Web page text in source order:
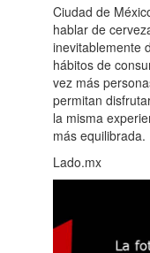
Ciudad de
hablar de
inevitablemente
hábitos de
vez más
permitan
la misma
más equilibrada.
Lado.mx